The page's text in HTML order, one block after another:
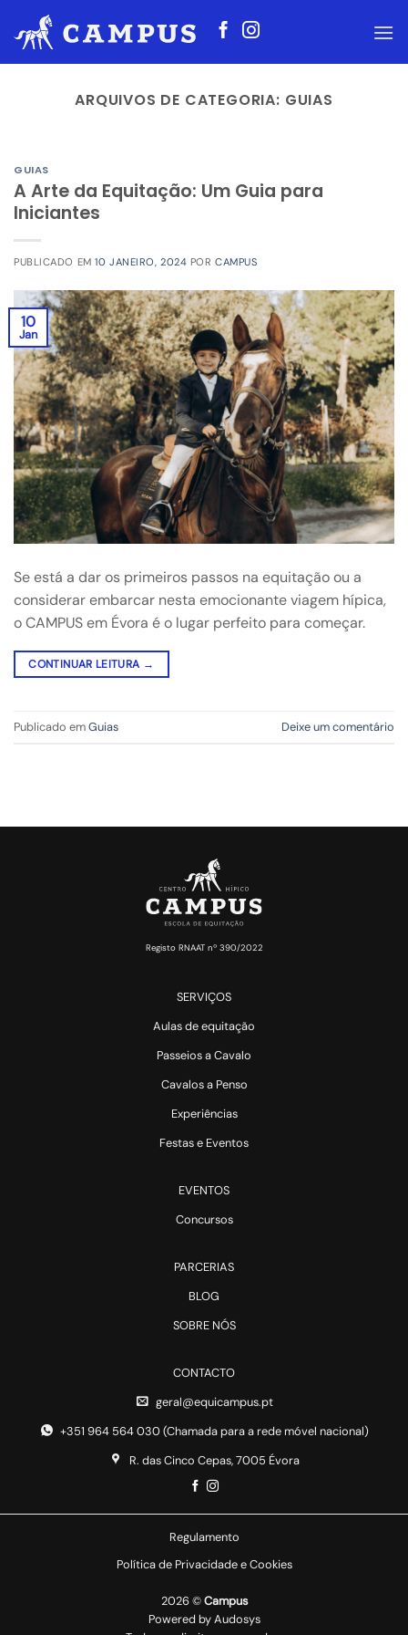
ARQUIVOS DE CATEGORIA: GUIAS
GUIAS
A Arte da Equitação: Um Guia para
Iniciantes
PUBLICADO EM10 JANEIRO, 2024 PORCAMPUS
10
Jan
Se está a dar os primeiros passos na equitação ou a
considerar embarcar nesta emocionante viagem hípica,
o CAMPUS em Évora é o lugar perfeito para começar.
CONTINUAR LEITURA →
Publicado emGuias Deixe um comentário
Registo RNAAT nº 390/2022
SERVIÇOS
Aulas de equitação
Passeios a Cavalo
Cavalos a Penso
Experiências
Festas e Eventos
EVENTOS
Concursos
PARCERIAS
BLOG
SOBRE NÓS
CONTACTO
geral@equicampus.pt
+351 964 564 030 (Chamada para a rede móvel nacional)
R. das Cinco Cepas, 7005 Évora
Regulamento
Política de Privacidade e Cookies
2026 ©Campus
Powered byAudosys